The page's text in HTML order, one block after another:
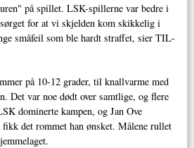
på spillet. LSK-spillerne var bedre i
for at vi skjelden kom skikkelig i
småfeil som ble hardt straffet, sier TIL-
på 10-12 grader, til knallvarme med
Det var noe dødt over samtlige, og flere
dominerte kampen, og Jan Ove
det rommet han ønsket. Målene rullet